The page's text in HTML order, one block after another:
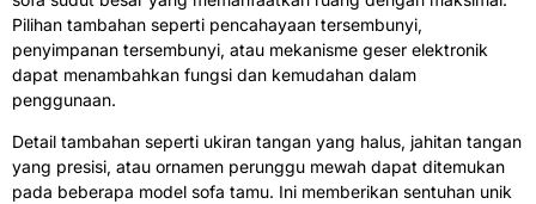
Pilihan tambahan seperti pencahayaan tersembunyi,
penyimpanan tersembunyi, atau mekanisme geser elektronik
dapat menambahkan fungsi dan kemudahan dalam
penggunaan.
Detail tambahan seperti ukiran tangan yang halus, jahitan tangan
yang presisi, atau ornamen perunggu mewah dapat ditemukan
pada beberapa model sofa tamu. Ini memberikan sentuhan unik